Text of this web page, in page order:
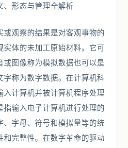
或观察的结果是对客观事物的
实体的未加工原始材料。它可
或图像称为模拟数据也可以是
字称为数字数据。在计算机科
入计算机并被计算机程序处理
指输入电子计算机进行处理的
、字母、符号和模拟量等的统
和完整性。在数字革命的驱动